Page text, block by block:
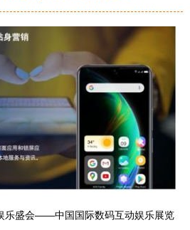
乐盛会——中国国际数码互动娱乐展览